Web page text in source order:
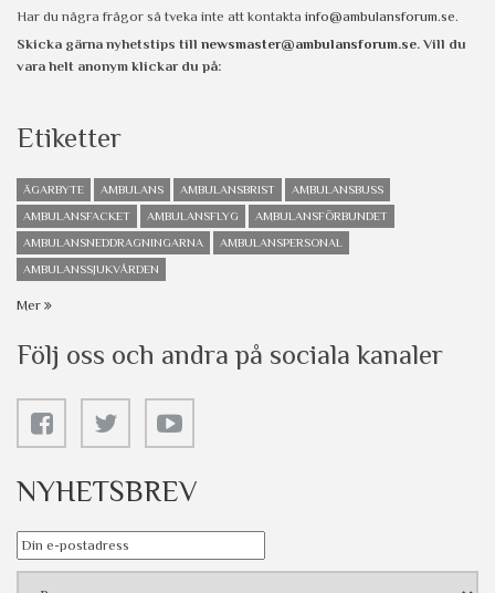
Har du några frågor så tveka inte att kontakta info@ambulansforum.se.
Skicka gärna nyhetstips till newsmaster@ambulansforum.se. Vill du
vara helt anonym klickar du på:
Etiketter
ÄGARBYTE AMBULANS AMBULANSBRIST
AMBULANSBUSS
AMBULANSFACKET
AMBULANSFLYG
AMBULANSFÖRBUNDET
AMBULANSNEDDRAGNINGARNA
AMBULANSPERSONAL
AMBULANSSJUKVÅRDEN
Mer
Följ oss och andra på sociala kanaler
NYHETSBREV